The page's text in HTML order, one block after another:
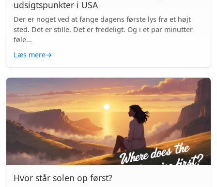
udsigtspunkter i USA
Der er noget ved at fange dagens første lys fra et højt
sted. Det er stille. Det er fredeligt. Og i et par minutter
føle...
Læs mere→
Hvor står solen op først?